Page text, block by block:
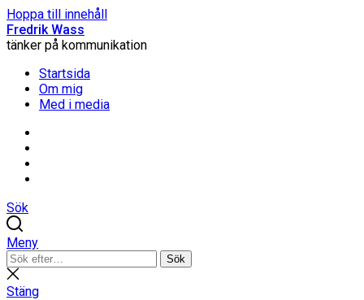
Hoppa till innehåll
Fredrik Wass
tänker på kommunikation
Startsida
Om mig
Med i media
Sök
Meny
Sök
efter:
Sök
Stäng
sökning
Stäng